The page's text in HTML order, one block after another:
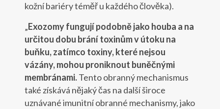
kožní bariéry téměř u každého člověka).
„Exozomy fungují podobně jako houba a na
určitou dobu brání toxinům v útoku na
buňku, zatímco toxiny, které nejsou
vázány, mohou proniknout buněčnými
membránami.Tento obranný mechanismus
také získává nějaký čas na další široce
uznávané imunitní obranné mechanismy, jako